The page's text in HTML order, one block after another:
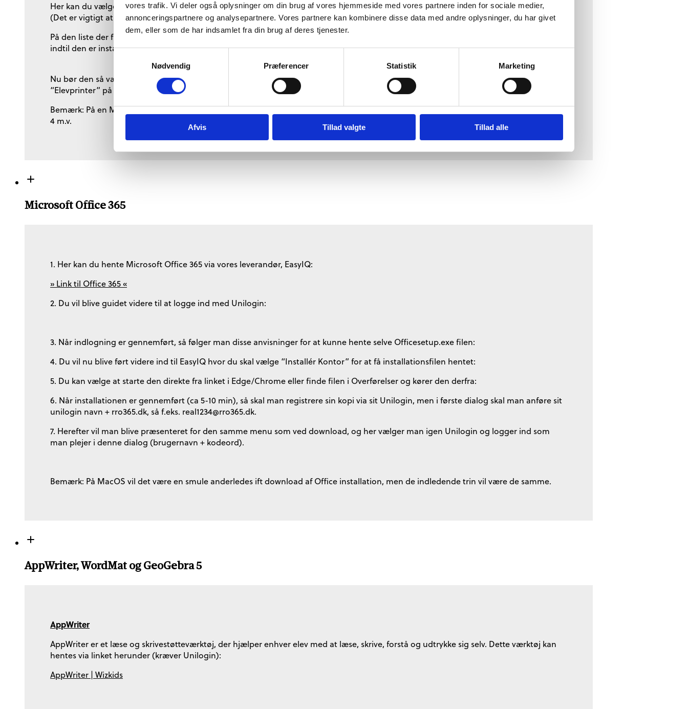
vores trafik. Vi deler også oplysninger om din brug af vores hjemmeside med vores partnere inden for sociale medier,
annonceringspartnere og analysepartnere. Vores partnere kan kombinere disse data med andre oplysninger, du har givet
dem, eller som de har indsamlet fra din brug af deres tjenester.
Samtykkevalg
Nødvendig
Præferencer Statistik Marketing
Afvis Tillad valgte Tillad alle
Her kan du vælge at trykke på “Tilføj enhed” hvorefter din pc vil forsøge at fremsøge de printere som findes på skolens netværk.
(Det er vigtigt at du sikrer dig at du er koblet på skolens wifi kaldet RRNET før du forsøger at søge efter den.)
På den liste der fremkommer skal du så vælge at trykke på “Tilføj enhed” ud for den der er mærket “Elevprinter” og afvent derefter
indtil den er installeret helt færdigt.
Nu bør den så være tilgængelig i både Word og Excel så du kan printe ud og afhente dit print på 1. sal hvor der er afmærket med
“Elevprinter” på lokalet til højre ovenfor trappen.
Bemærk: På en Mac skal du blot fremsøge printere under Airprint for at kunne udskrive på elevprinter og andre som f.eks. Prøveprinter
4 m.v.
Microsoft Office 365
1. Her kan du hente Microsoft Office 365 via vores leverandør, EasyIQ:
» Link til Office 365 «
2. Du vil blive guidet videre til at logge ind med Unilogin:
3. Når indlogning er gennemført, så følger man disse anvisninger for at kunne hente selve Officesetup.exe filen:
4. Du vil nu blive ført videre ind til EasyIQ hvor du skal vælge “Installér Kontor” for at få installationsfilen hentet:
5. Du kan vælge at starte den direkte fra linket i Edge/Chrome eller finde filen i Overførelser og kører den derfra:
6. Når installationen er gennemført (ca 5-10 min), så skal man registrere sin kopi via sit Unilogin, men i første dialog skal man anføre sit
unilogin navn + rro365.dk, så f.eks. real1234@rro365.dk.
7. Herefter vil man blive præsenteret for den samme menu som ved download, og her vælger man igen Unilogin og logger ind som
man plejer i denne dialog (brugernavn + kodeord).
Bemærk: På MacOS vil det være en smule anderledes ift download af Office installation, men de indledende trin vil være de samme.
AppWriter, WordMat og GeoGebra 5
AppWriter
AppWriter er et læse og skrivestøtteværktøj, der hjælper enhver elev med at læse, skrive, forstå og udtrykke sig selv. Dette værktøj kan
hentes via linket herunder (kræver Unilogin):
AppWriter | Wizkids